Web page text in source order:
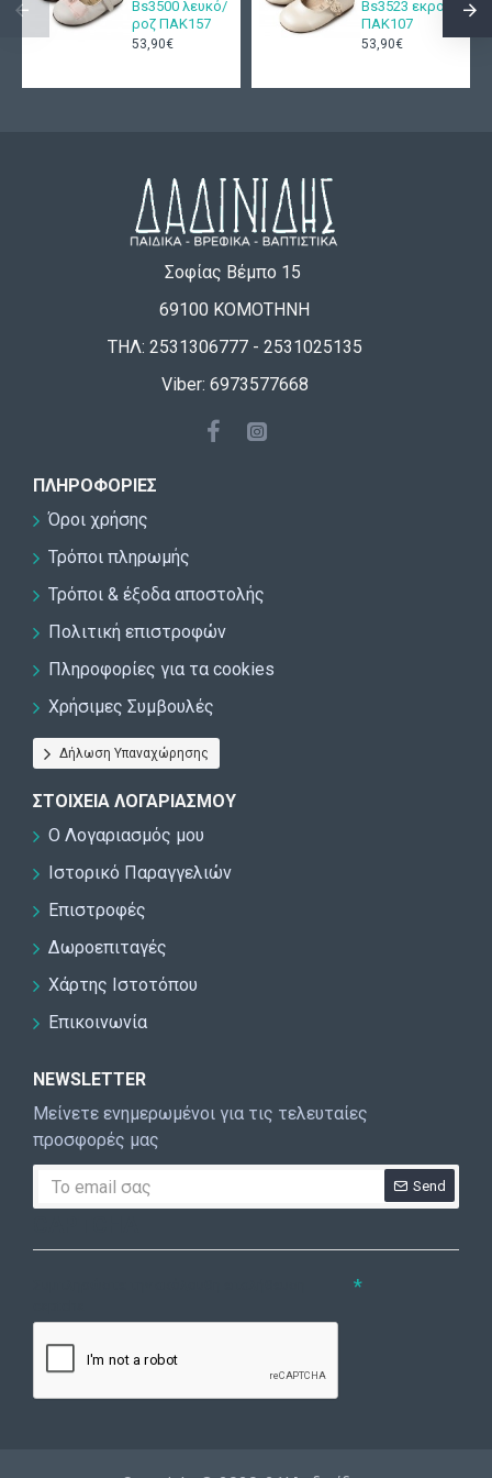
Bs3500 λευκό/
ροζ ΠΑΚ157
53,90€
Bs3523 εκρού
ΠΑΚ107
53,90€
Σοφίας Βέμπο 15
69100 ΚΟΜΟΤΗΝΗ
ΤΗΛ: 2531306777 - 2531025135
Viber: 6973577668
ΠΛΗΡΟΦΟΡΊΕΣ
Όροι χρήσης
Τρόποι πληρωμής
Τρόποι & έξοδα αποστολής
Πολιτική επιστροφών
Πληροφορίες για τα cookies
Χρήσιμες Συμβουλές
Δήλωση Υπαναχώρησης
ΣΤΟΙΧΕΊΑ ΛΟΓΑΡΙΑΣΜΟΎ
Ο Λογαριασμός μου
Ιστορικό Παραγγελιών
Επιστροφές
Δωροεπιταγές
Χάρτης Ιστοτόπου
Επικοινωνία
NEWSLETTER
Μείνετε ενημερωμένοι για τις τελευταίες
προσφορές μας
Send